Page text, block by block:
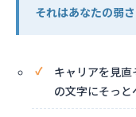
それはあなたの弱
キャリアを見直
の文字にそっと